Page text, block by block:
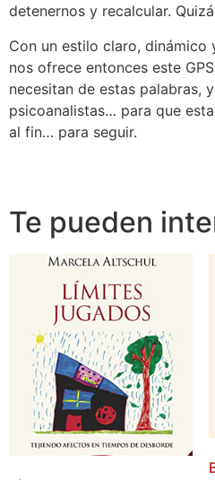
detenernos y recalcular.
Con un estilo claro, dinámico
nos ofrece entonces este
necesitan de estas palabras,
psicoanalistas… para que
al fin… para seguir.
Te pueden